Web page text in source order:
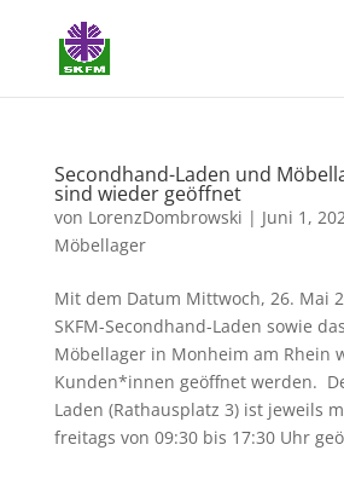
Secondhand-Laden und
sind wieder geöffnet
von LorenzDombrowski | Juni 1,
Möbellager
Mit dem Datum Mittwoch, 26. Mai
SKFM-Secondhand-Laden sowie
Möbellager in Monheim am Rhein
Kunden*innen geöffnet werden.
Laden (Rathausplatz 3) ist jeweils
freitags von 09:30 bis 17:30 Uhr